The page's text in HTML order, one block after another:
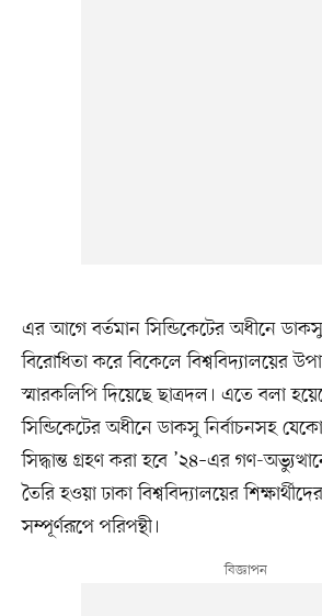
এর আগে বর্তমান সিন্ডিকেটের অধীনে
বিরোধিতা করে বিকেলে বিশ্ববিদ্যালয়ের
স্মারকলিপি দিয়েছে ছাত্রদল। এতে বলা
সিন্ডিকেটের অধীনে ডাকসু নির্বাচনসহ
সিদ্ধান্ত গ্রহণ করা হবে ’২৪–এর গণ-
তৈরি হওয়া ঢাকা বিশ্ববিদ্যালয়ের
সম্পূর্ণরূপে পরিপন্থী।